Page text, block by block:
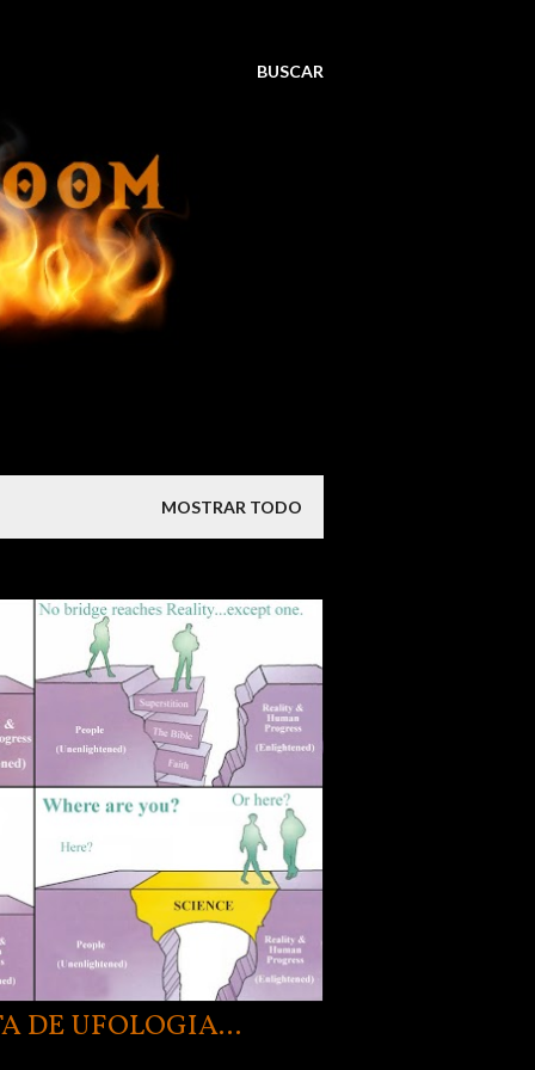
BUSCAR
MOSTRAR TODO
DE UFOLOGIA...